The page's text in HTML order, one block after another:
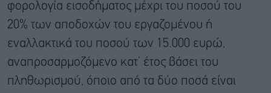
φορολογία εισοδήματος μέχρι του ποσού του
20% των αποδοχών του εργαζομένου ή
εναλλακτικά του ποσού των 15.000 ευρώ,
αναπροσαρμοζόμενο κατ’ έτος βάσει του
πληθωρισμού, όποιο από τα δύο ποσά είναι